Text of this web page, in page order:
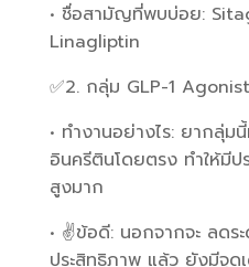
• ชื่อสามัญที่พบบ่อย:
Linagliptin
✅2. กลุ่ม GLP-1
• ทำงานอย่างไร: ยากลุ่ม
อินครีตินโดยตรง ทำให้มีป
สูงมาก
• ✌️ข้อดี: นอกจากจะ ลดร
ประสิทธิภาพ แล้ว ยังมีจุ